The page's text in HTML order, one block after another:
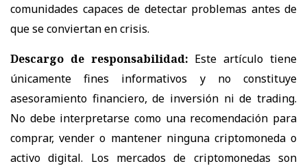
comunidades capaces de detectar problemas antes de
que se conviertan en crisis.
Descargo de responsabilidad: Este artículo tiene
únicamente fines informativos y no constituye
asesoramiento financiero, de inversión ni de trading.
No debe interpretarse como una recomendación para
comprar, vender o mantener ninguna criptomoneda o
activo digital. Los mercados de criptomonedas son